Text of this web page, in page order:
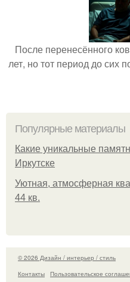
После перенесённого
лет, но тот период до сих
Популярные материалы
Какие уникальные
Иркутске
Уютная, атмосферная
44 кв.
© 2026 Дизайн / интерьер / стиль
Контакты
Пользовательское